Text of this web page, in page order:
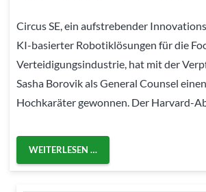
Circus SE, ein aufstrebender
KI-basierter Robotiklösungen für die
Verteidigungsindustrie, hat mit der
Sasha Borovik als General Counsel
Hochkaräter gewonnen. Der Harvard-
WEITERLESEN …